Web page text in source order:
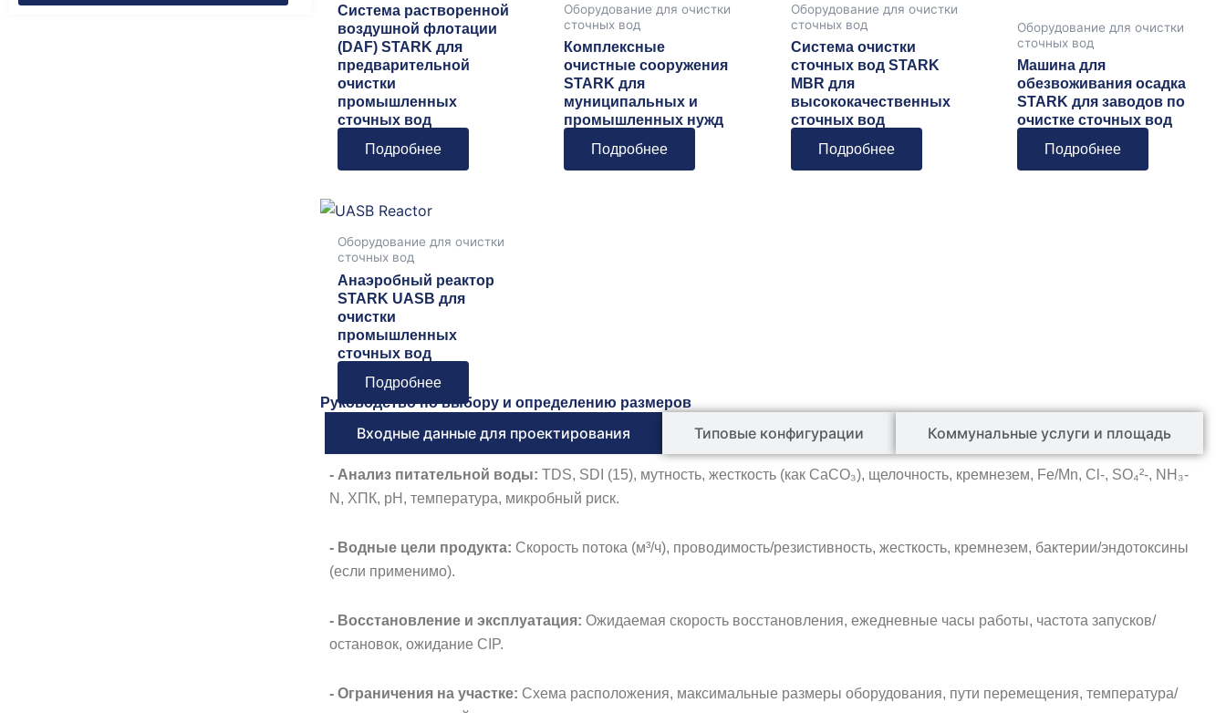
Система растворенной
воздушной флотации
(DAF) STARK для
предварительной
очистки
промышленных
сточных вод
Подробнее
Оборудование для очистки
сточных вод
Комплексные
очистные сооружения
STARK для
муниципальных и
промышленных нужд
Подробнее
Оборудование для очистки
сточных вод
Система очистки
сточных вод STARK
MBR для
высококачественных
сточных вод
Подробнее
Оборудование для очистки
сточных вод
Машина для
обезвоживания осадка
STARK для заводов по
очистке сточных вод
Подробнее
Оборудование для очистки
сточных вод
Анаэробный реактор
STARK UASB для
очистки
промышленных
сточных вод
Подробнее
Руководство по выбору и определению размеров
Входные данные для проектирования Типовые конфигурации Коммунальные услуги и площадь
- Анализ питательной воды: TDS, SDI (15), мутность, жесткость (как CaCO₃), щелочность, кремнезем, Fe/Mn, Cl-, SO₄²-, NH₃-
N, ХПК, pH, температура, микробный риск.
- Водные цели продукта: Скорость потока (м³/ч), проводимость/резистивность, жесткость, кремнезем, бактерии/эндотоксины
(если применимо).
- Восстановление и эксплуатация: Ожидаемая скорость восстановления, ежедневные часы работы, частота запусков/
остановок, ожидание CIP.
- Ограничения на участке: Схема расположения, максимальные размеры оборудования, пути перемещения, температура/